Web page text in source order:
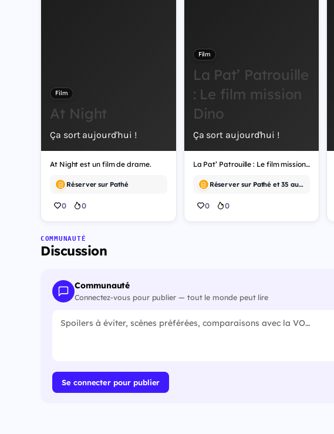
Film
At Night
Ça sort aujourd'hui !
At Night est un film de drame.
Réserver sur Pathé
0 0
Film
La Pat’ Patrouille
: Le film mission
Dino
Ça sort aujourd'hui !
La Pat’ Patrouille : Le film mission Dino est un film d'aventure.
Réserver sur Pathé et 35 autres
0 0
COMMUNAUTÉ
Discussion
Communauté
Connectez-vous pour publier — tout le monde peut lire
Se connecter pour publier